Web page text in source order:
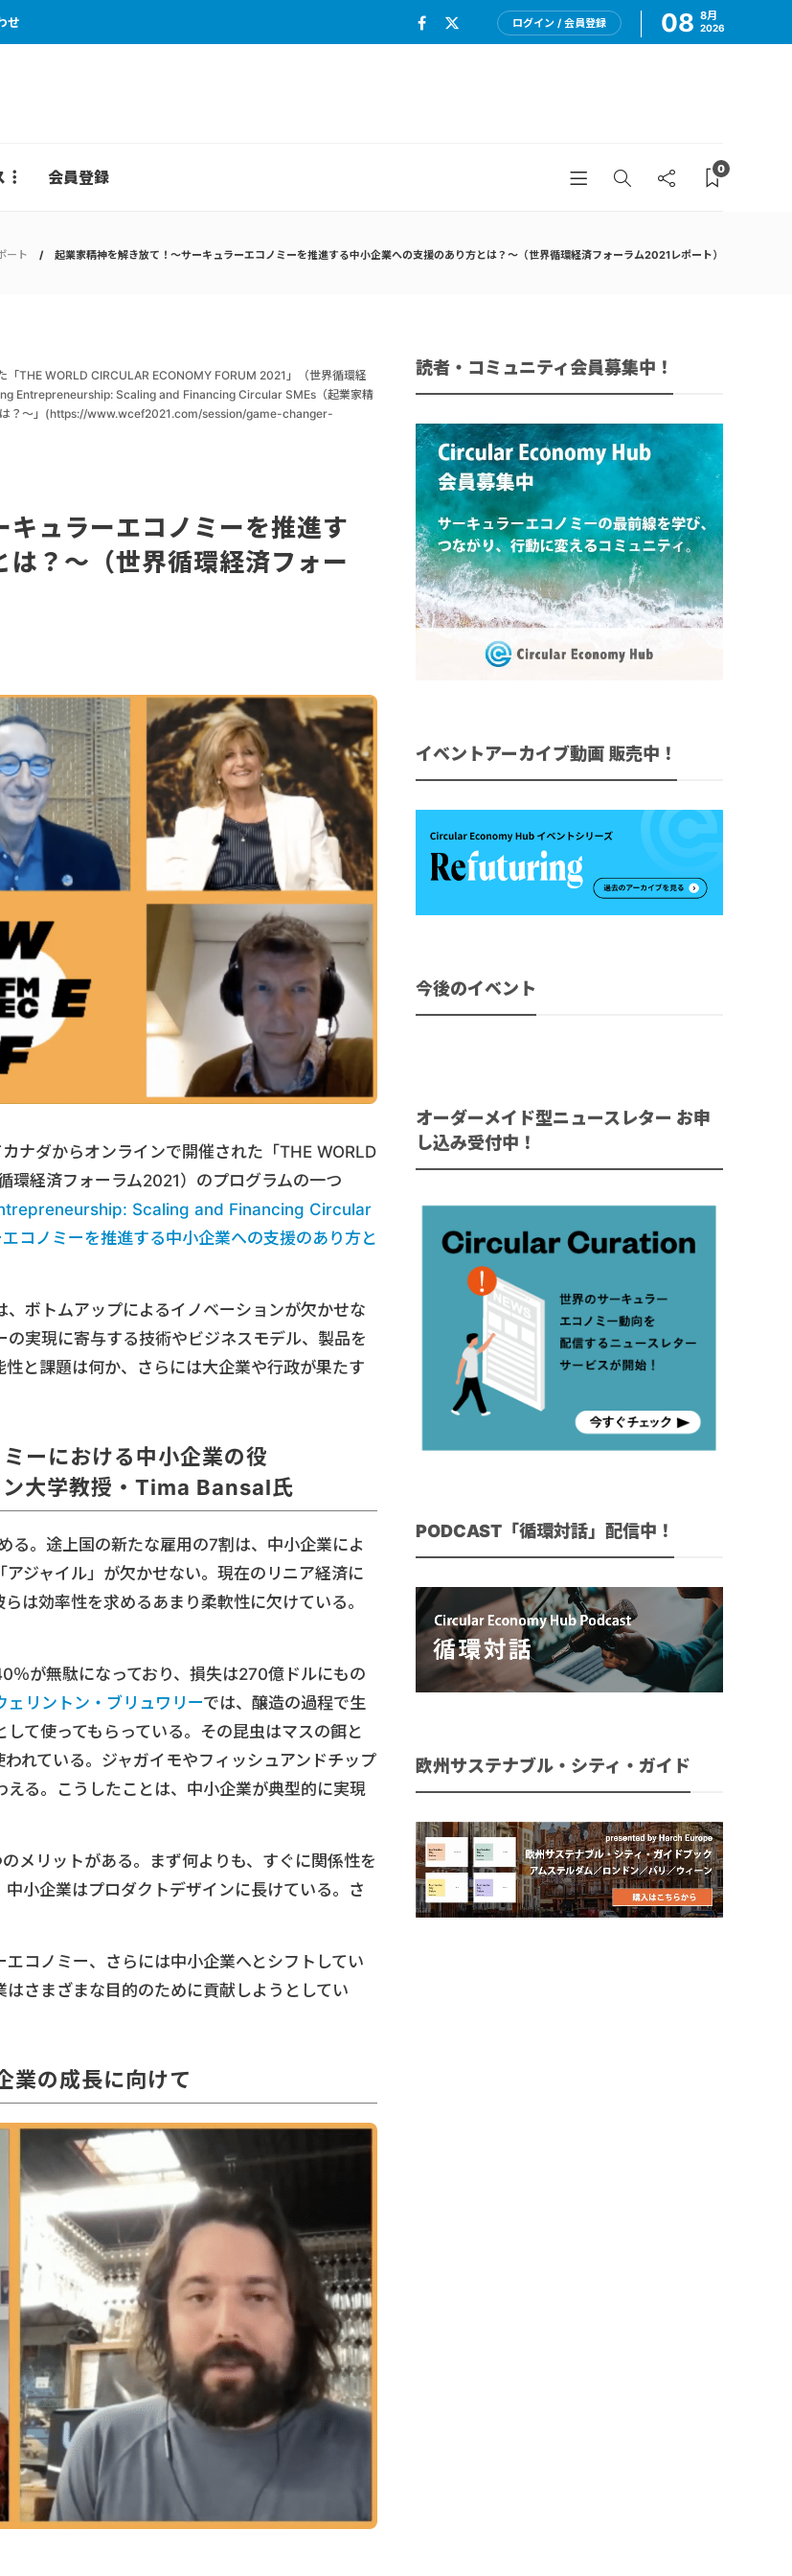
せ ログイン / 会員登録 08 8月
2026
会員登録 0
ート 起業家精神を解き放て！～サーキュラーエコノミーを推進する中小企業への支援のあり方とは？～（世界循環経済フォーラム2021レポート）
THE WORLD CIRCULAR ECONOMY FORUM 2021」（世界循環経
Entrepreneurship: Scaling and Financing Circular SMEs（起業家精
は？～」(https://www.wcef2021.com/session/game-changer-
ュラーエコノミーを推進す
？～（世界循環経済フォー
ナダからオンラインで開催された「THE WORLD
経済フォーラム2021）のプログラムの一つ
Scaling and Financing Circular
コノミーを推進する中小企業への支援のあり方と
ボトムアップによるイノベーションが欠かせな
実現に寄与する技術やビジネスモデル、製品を
と課題は何か、さらには大企業や行政が果たす
ーにおける中小企業の役
大学教授・Tima Bansal氏
る。途上国の新たな雇用の7割は、中小企業によ
ジャイル」が欠かせない。現在のリニア経済に
は効率性を求めるあまり柔軟性に欠けている。
％が無駄になっており、損失は270億ドルにもの
ェリントン・ブリュワリーでは、醸造の過程で生
て使ってもらっている。その昆虫はマスの餌と
れている。ジャガイモやフィッシュアンドチップ
る。こうしたことは、中小企業が典型的に実現
メリットがある。まず何よりも、すぐに関係性を
小企業はプロダクトデザインに長けている。さ
コノミー、さらには中小企業へとシフトしてい
さまざまな目的のために貢献しようとしてい
業の成長に向けて
読者・コミュニティ会員募集中！
イベントアーカイブ動画 販売中！
今後のイベント
オーダーメイド型ニュースレター お申
し込み受付中！
PODCAST「循環対話」配信中！
欧州サステナブル・シティ・ガイド